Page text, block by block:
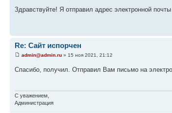
Здравствуйте! Я отправил адрес электронной
Re: Сайт испорчен
admin@admin.ru » 15 ноя 2021, 21:12
Спасибо, получил. Отправил Вам письмо на
С уважением,
Администрация